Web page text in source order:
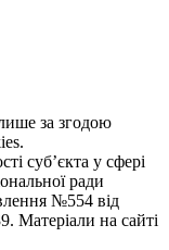
за згодою
суб’єкта у сфері
ради
№554 від
Матеріали на сайті